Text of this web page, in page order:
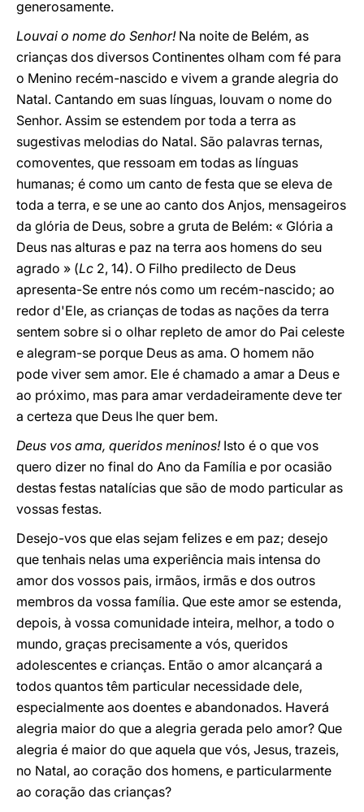
generosamente.
Louvai o nome do Senhor! Na noite de Belém, as
crianças dos diversos Continentes olham com fé para
o Menino recém-nascido e vivem a grande alegria do
Natal. Cantando em suas línguas, louvam o nome do
Senhor. Assim se estendem por toda a terra as
sugestivas melodias do Natal. São palavras ternas,
comoventes, que ressoam em todas as línguas
humanas; é como um canto de festa que se eleva de
toda a terra, e se une ao canto dos Anjos, mensageiros
da glória de Deus, sobre a gruta de Belém: « Glória a
Deus nas alturas e paz na terra aos homens do seu
agrado » (Lc 2, 14). O Filho predilecto de Deus
apresenta-Se entre nós como um recém-nascido; ao
redor d'Ele, as crianças de todas as nações da terra
sentem sobre si o olhar repleto de amor do Pai celeste
e alegram-se porque Deus as ama. O homem não
pode viver sem amor. Ele é chamado a amar a Deus e
ao próximo, mas para amar verdadeiramente deve ter
a certeza que Deus lhe quer bem.
Deus vos ama, queridos meninos! Isto é o que vos
quero dizer no final do Ano da Família e por ocasião
destas festas natalícias que são de modo particular as
vossas festas.
Desejo-vos que elas sejam felizes e em paz; desejo
que tenhais nelas uma experiência mais intensa do
amor dos vossos pais, irmãos, irmãs e dos outros
membros da vossa família. Que este amor se estenda,
depois, à vossa comunidade inteira, melhor, a todo o
mundo, graças precisamente a vós, queridos
adolescentes e crianças. Então o amor alcançará a
todos quantos têm particular necessidade dele,
especialmente aos doentes e abandonados. Haverá
alegria maior do que a alegria gerada pelo amor? Que
alegria é maior do que aquela que vós, Jesus, trazeis,
no Natal, ao coração dos homens, e particularmente
ao coração das crianças?